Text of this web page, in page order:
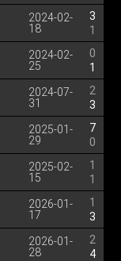
2024-02-
18
3
1
2024-02-
25
0
1
2024-07-
31
2
3
2025-01-
29
7
0
2025-02-
15
1
1
2026-01-
17
1
3
2026-01-
28
2
4